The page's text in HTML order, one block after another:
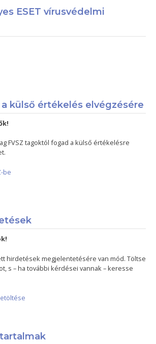
ESET vírusvédelmi
külső értékelés elvégzésére
FVSZ tagoktól fogad a külső értékelésre
be
hirdetések megjelentetésére van mód. Töltse
s – ha további kérdései vannak – keresse